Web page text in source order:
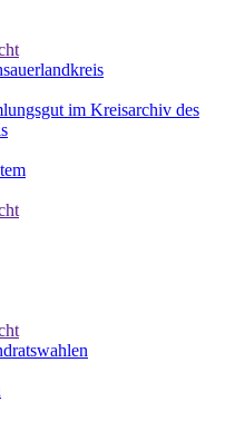
im Kreisarchiv des